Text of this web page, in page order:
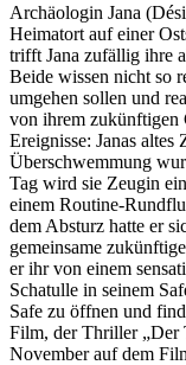
Archäologin Jana
Heimatort auf einer
trifft Jana zufällig ihre
Beide wissen nicht so
umgehen sollen und
von ihrem zukünftigen
Ereignisse: Janas altes
Überschwemmung
Tag wird sie Zeugin
einem Routine-
dem Absturz hatte er
gemeinsame
er ihr von einem
Schatulle in seinem
Safe zu öffnen und
Film, der Thriller „Der
November auf dem